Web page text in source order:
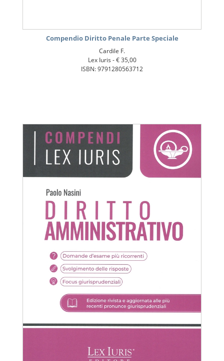
Compendio Diritto Penale Parte Speciale
Cardile F.
Lex Iuris -€ 35,00
ISBN: 9791280563712